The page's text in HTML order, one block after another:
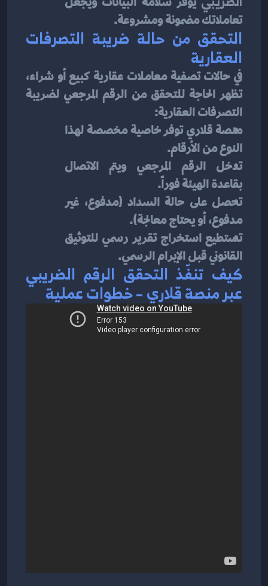
تعاملاتك مضمونة ومشروعة.
العقارية
التصرفات العقارية:
النوع من الأرقام.
بقاعدة الهيئة فوراً.
تحصل على حالة السداد (مدفوع، غير
مدفوع، أو يحتاج معالجة).
القانوني قبل الإبرام الرسمي.
عبر منصة قلاري – خطوات عملية